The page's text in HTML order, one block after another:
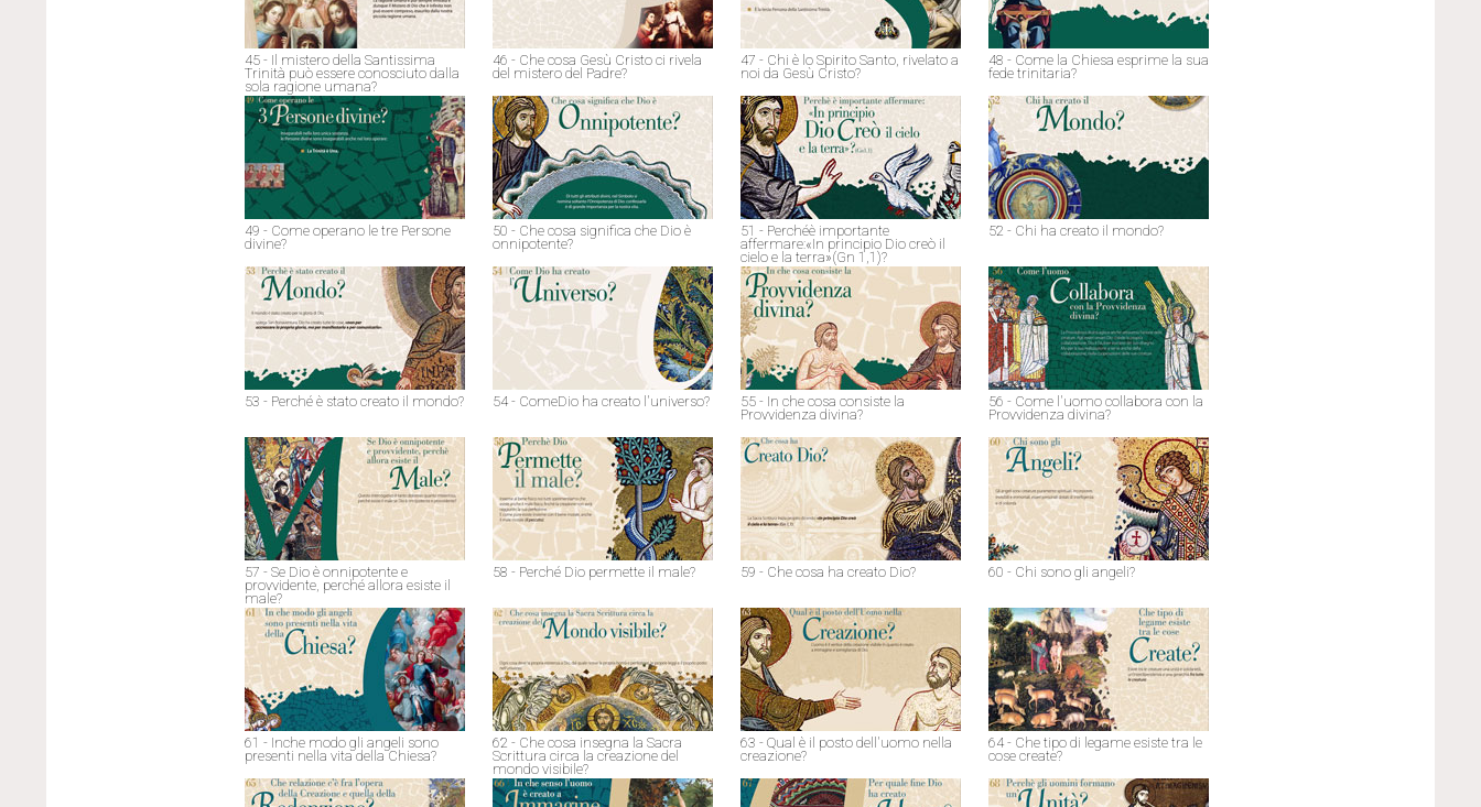
45 - Il mistero della Santissima
Trinità può essere conosciuto dalla
sola ragione umana?
46 - Che cosa Gesù Cristo ci rivela
del mistero del Padre?
47 - Chi è lo Spirito Santo, rivelato a
noi da Gesù Cristo?
48 - Come la Chiesa esprime la sua
fede trinitaria?
49 - Come operano le tre Persone
divine?
50 - Che cosa significa che Dio è
onnipotente?
51 - Perchéè importante
affermare:«In principio Dio creò il
cielo e la terra»(Gn 1,1)?
52 - Chi ha creato il mondo?
53 - Perché è stato creato il mondo? 54 - ComeDio ha creato l'universo?
55 - In che cosa consiste la
Provvidenza divina?
56 - Come l'uomo collabora con la
Provvidenza divina?
57 - Se Dio è onnipotente e
provvidente, perché allora esiste il
male?
58 - Perché Dio permette il male? 59 - Che cosa ha creato Dio? 60 - Chi sono gli angeli?
61 - Inche modo gli angeli sono
presenti nella vita della Chiesa?
62 - Che cosa insegna la Sacra
Scrittura circa la creazione del
mondo visibile?
63 - Qual è il posto dell'uomo nella
creazione?
64 - Che tipo di legame esiste tra le
cose create?